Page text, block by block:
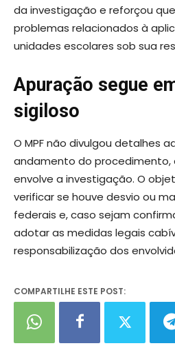
da investigação e reforçou
problemas relacionados à
unidades escolares sob sua
Apuração segue
sigiloso
O MPF não divulgou detalhes
andamento do procedimento,
envolve a investigação. O
verificar se houve desvio ou
federais e, caso sejam
adotar as medidas legais
responsabilização dos
COMPARTILHE ESTE POST: